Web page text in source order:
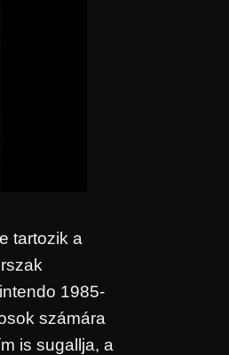
tartozik a
1985-
számára
is sugallja, a